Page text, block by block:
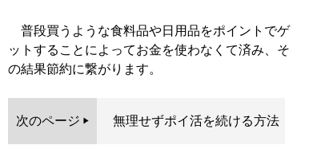
普段買うような食料品や日用品をポイントでゲ
ットすることによってお金を使わなくて済み、そ
の結果節約に繋がります。
次のページ 無理せずポイ活を続ける方法